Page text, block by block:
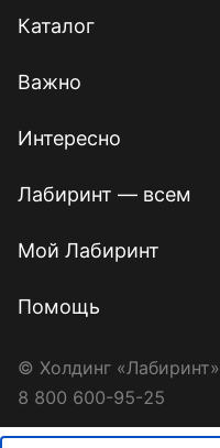
Каталог
Важно
Интересно
Лабиринт — всем
Мой Лабиринт
Помощь
© Холдинг «Лабиринт»
8 800 600-95-25